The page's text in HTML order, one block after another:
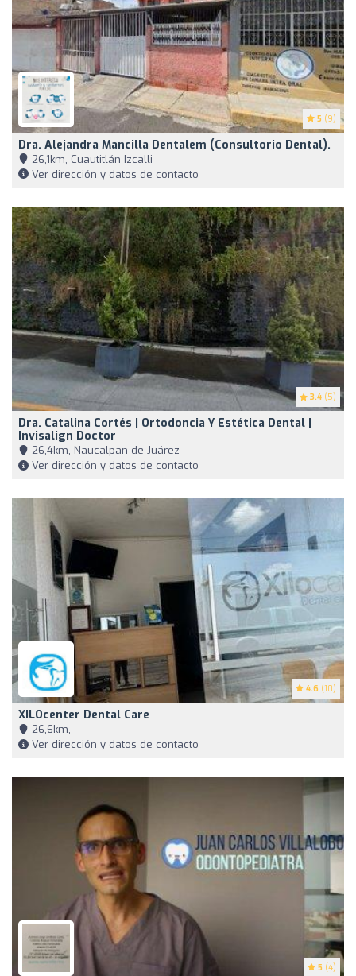
5 (9)
Dra. Alejandra Mancilla Dentalem (consultorio Dental).
26,1km, Cuautitlán Izcalli
Ver dirección y datos de contacto
3.4 (5)
Dra. Catalina Cortés | Ortodoncia Y Estética Dental |
Invisalign Doctor
26,4km, Naucalpan de Juárez
Ver dirección y datos de contacto
4.6 (10)
XILOcenter Dental Care
26,6km,
Ver dirección y datos de contacto
5 (4)